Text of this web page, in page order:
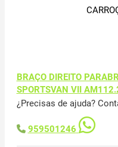
BRAÇO DIREITO
SPORTSVAN VII
¿Precisas de ajuda?
959501246